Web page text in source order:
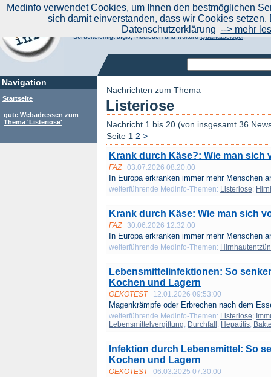
Navigation
Startseite
gute Webadressen zum
Thema 'Listeriose'
Aktuelle Nachrichten|
Suchen Sie noch oder Finden Sie schon?
Medinfo.de - Meta-Portal für Gesundheitsthemen
Berücksichtigt afgis, Medisuch und weitereQualitätssiegel.
Nachrichten zum Thema
Listeriose
Nachricht 1 bis 20 (von insgesamt 36
Seite 1 2 >
Krank durch Käse?: Wie man
FAZ 03.07.2026 08:20:00
In Europa erkranken immer mehr Menschen
weiterführende Medinfo-Themen: Listeriose;
Krank durch Käse: Wie man sich
FAZ 30.06.2026 12:32:00
In Europa erkranken immer mehr Menschen
weiterführende Medinfo-Themen:
Lebensmittelinfektionen: So
Kochen und Lagern
OEKOTEST 12.01.2026 09:53:00
Magenkrämpfe oder Erbrechen nach dem
weiterführende Medinfo-Themen: Listeriose;
Lebensmittelvergiftung; Durchfall ; Hepatitis;
Infektion durch Lebensmittel: So
Kochen und Lagern
OEKOTEST 06.03.2025 07:30:00
Medinfo verwendet Cookies, um Ihnen den bestmöglichen
sich damit einverstanden, dass wir Cookies
Datenschutzerklärung --> mehr